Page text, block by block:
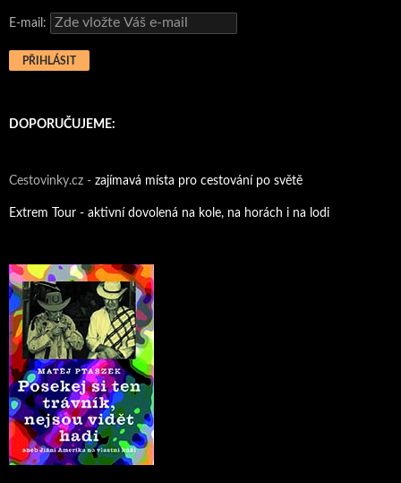
E-mail:
DOPORUČUJEME:
Cestovinky.cz - zajímavá místa pro cestování po světě
Extrem Tour - aktivní dovolená na kole, na horách i na lodi